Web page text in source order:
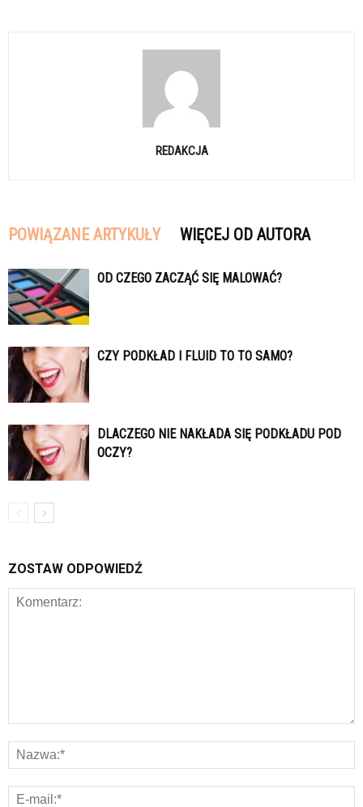
REDAKCJA
POWIĄZANE ARTYKUŁY WIĘCEJ OD AUTORA
OD CZEGO ZACZĄĆ SIĘ MALOWAĆ?
CZY PODKŁAD I FLUID TO TO SAMO?
DLACZEGO NIE NAKŁADA SIĘ PODKŁADU POD
OCZY?
ZOSTAW ODPOWIEDŹ